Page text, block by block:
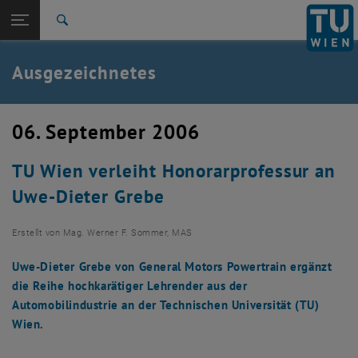
TU Login
Quicklinks
Quicklinks-Menü umschalten
Studium
Karriere
Zurück: Subseiten von Aktuelles auflisten
Zurück zur letzten Ebene:
Aktuelles
Ausgezeichnetes
Ausgezeichnetes
06. September 2006
TU Wien verleiht Honorarprofessur an
Uwe-Dieter Grebe
Erstellt von Mag. Werner F. Sommer, MAS
Uwe-Dieter Grebe von General Motors Powertrain ergänzt
die Reihe hochkarätiger Lehrender aus der
Automobilindustrie an der Technischen Universität (TU)
Wien.